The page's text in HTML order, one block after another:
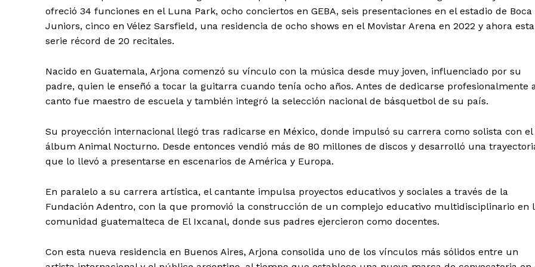
ofreció 34 funciones en el Luna Park, ocho conciertos en GEBA, seis presentaciones en el estadio de Boca
Juniors, cinco en Vélez Sarsfield, una residencia de ocho shows en el Movistar Arena en 2022 y ahora esta
serie récord de 20 recitales.
Nacido en Guatemala, Arjona comenzó su vínculo con la música desde muy joven, influenciado por su
padre, quien le enseñó a tocar la guitarra cuando tenía ocho años. Antes de dedicarse profesionalmente
canto fue maestro de escuela y también integró la selección nacional de básquetbol de su país.
Su proyección internacional llegó tras radicarse en México, donde impulsó su carrera como solista con el
álbum Animal Nocturno. Desde entonces vendió más de 80 millones de discos y desarrolló una
que lo llevó a presentarse en escenarios de América y Europa.
En paralelo a su carrera artística, el cantante impulsa proyectos educativos y sociales a través de la
Fundación Adentro, con la que promovió la construcción de un complejo educativo multidisciplinario en
comunidad guatemalteca de El Ixcanal, donde sus padres ejercieron como docentes.
Con esta nueva residencia en Buenos Aires, Arjona consolida uno de los vínculos más sólidos entre un